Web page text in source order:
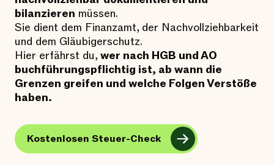
bilanzieren müssen.
Sie dient dem Finanzamt, der Nachvollziehbarkeit
und dem Gläubigerschutz.
Hier erfährst du, wer nach HGB und AO
buchführungspflichtig ist, ab wann die
Grenzen greifen und welche Folgen Verstöße
haben.
Kostenlosen Steuer-Check